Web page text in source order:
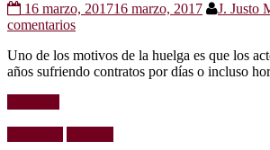
16 marzo, 201716 marzo, 2017 J. Justo
comentarios
Uno de los motivos de la huelga es que los
años sufriendo contratos por días o incluso